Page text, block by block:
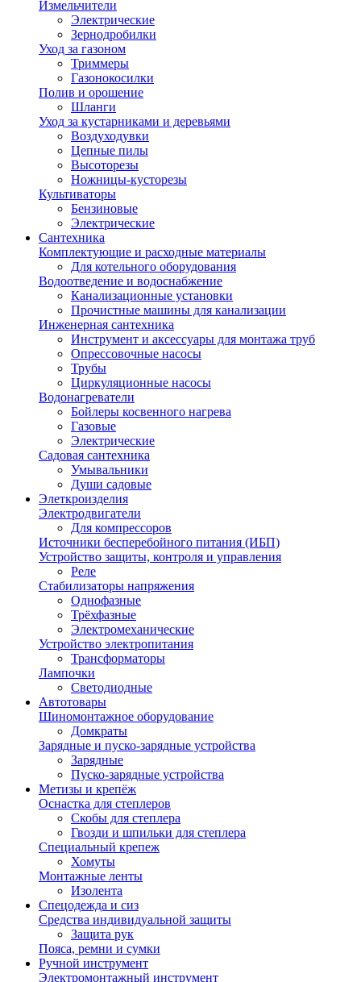
Измельчители
Электрические
Зернодробилки
Уход за газоном
Триммеры
Газонокосилки
Полив и орошение
Шланги
Уход за кустарниками и деревьями
Воздуходувки
Цепные пилы
Высоторезы
Ножницы-кусторезы
Культиваторы
Бензиновые
Электрические
Сантехника
Комплектующие и расходные материалы
Для котельного оборудования
Водоотведение и водоснабжение
Канализационные установки
Прочистные машины для канализации
Инженерная сантехника
Инструмент и аксессуары для монтажа труб
Опрессовочные насосы
Трубы
Циркуляционные насосы
Водонагреватели
Бойлеры косвенного нагрева
Газовые
Электрические
Садовая сантехника
Умывальники
Души садовые
Элеткроизделия
Электродвигатели
Для компрессоров
Источники бесперебойного питания (ИБП)
Устройство защиты, контроля и управления
Реле
Стабилизаторы напряжения
Однофазные
Трёхфазные
Электромеханические
Устройство электропитания
Трансформаторы
Лампочки
Светодиодные
Автотовары
Шиномонтажное оборудование
Домкраты
Зарядные и пуско-зарядные устройства
Зарядные
Пуско-зарядные устройства
Метизы и крепёж
Оснастка для степлеров
Скобы для степлера
Гвозди и шпильки для степлера
Специальный крепеж
Хомуты
Монтажные ленты
Изолента
Спецодежда и сиз
Средства индивидуальной защиты
Защита рук
Пояса, ремни и сумки
Ручной инструмент
Электромонтажный инструмент